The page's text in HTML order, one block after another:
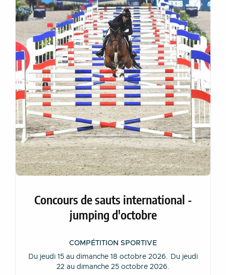
Concours de sauts international -
jumping d'octobre
COMPÉTITION SPORTIVE
Du jeudi 15 au dimanche 18 octobre 2026. Du jeudi
22 au dimanche 25 octobre 2026.